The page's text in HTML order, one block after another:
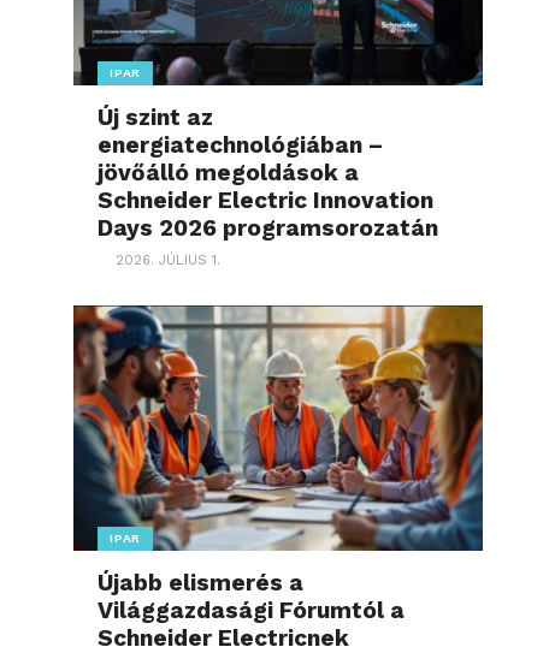
IPAR
Új szint az
energiatechnológiában –
jövőálló megoldások a
Schneider Electric Innovation
Days 2026 programsorozatán
2026. JÚLIUS 1.
IPAR
Újabb elismerés a
Világgazdasági Fórumtól a
Schneider Electricnek